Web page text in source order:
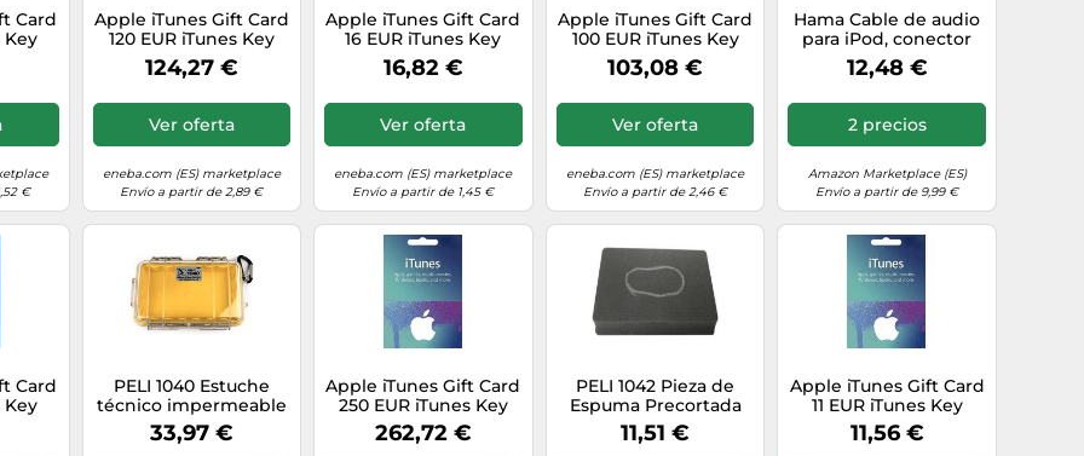
Card
Key
€
Apple iTunes Gift Card
120 EUR iTunes Key
SPAIN
124,27 €
Ver oferta
eneba.com (ES) marketplace
Envío a partir de 2,89 €
Apple iTunes Gift Card
16 EUR iTunes Key
SPAIN
16,82 €
Ver oferta
eneba.com (ES) marketplace
Envío a partir de 1,45 €
Apple iTunes Gift Card
100 EUR iTunes Key
SPAIN
103,08 €
Ver oferta
eneba.com (ES) marketplace
Envío a partir de 2,46 €
Hama Cable de audio
para iPod, conector
jack de 3,5 mm
12,48 €
2 precios
Amazon Marketplace (ES)
Envío a partir de 9,99 €
Card
Key
PELI 1040 Estuche
técnico impermeable
para protección de
pequeños objetos en
33,97 €
Apple iTunes Gift Card
250 EUR iTunes Key
SPAIN
262,72 €
PELI 1042 Pieza de
Espuma Precortada
Pick N Pluck,
Accesorio Original
11,51 €
Apple iTunes Gift Card
11 EUR iTunes Key
SPAIN
11,56 €